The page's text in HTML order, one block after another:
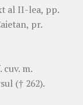
al II-lea, pp.
pr.
cuv. m.
(† 262).